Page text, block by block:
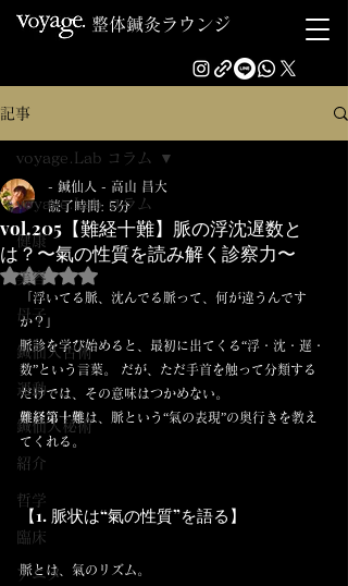
整体鍼灸ラウンジ
記事
voyage.Lab コラム
健康
美容
母子
鍼仙人古術
運動
鍼仙人秘術
紹介
哲学
臨床
アニメ
voyage.Lab コラム
vol.205【難経十難】脈の浮沈遅数と
は？〜氣の性質を読み解く診察力〜
- 鍼仙人 - 高山 昌大
読了時間: 5分
5つ星のうちNaNと評価されています。
「浮いてる脈、沈んでる脈って、何が違うんです
か？」
脈診を学び始めると、最初に出てくる“浮・沈・遅・
数”という言葉。 だが、ただ手首を触って分類する
だけでは、その意味はつかめない。
難経第十難は、脈という“氣の表現”の奥行きを教え
てくれる。
【1. 脈状は“氣の性質”を語る】
脈とは、氣のリズム。